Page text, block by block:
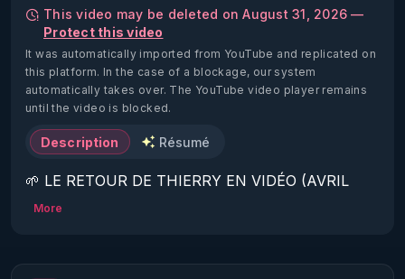
This video may be deleted on August 31, 2026 —
Protect this video
It was automatically imported from YouTube and replicated on
this platform. In the case of a blockage, our system
automatically takes over. The YouTube video player remains
until the video is blocked.
Description Résumé
🌱 LE RETOUR DE THIERRY EN VIDÉO (AVRIL
2022)!
https://www.rgnr.fr/presentation.html
More